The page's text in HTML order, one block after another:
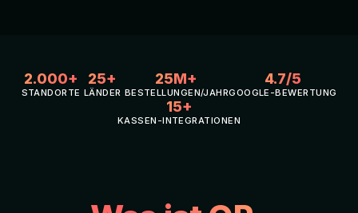
2.000+
STANDORTE
25+
LÄNDER
25M+
BESTELLUNGEN/JAHR
4.7/5
GOOGLE-BEWERTUNG
15+
KASSEN-INTEGRATIONEN